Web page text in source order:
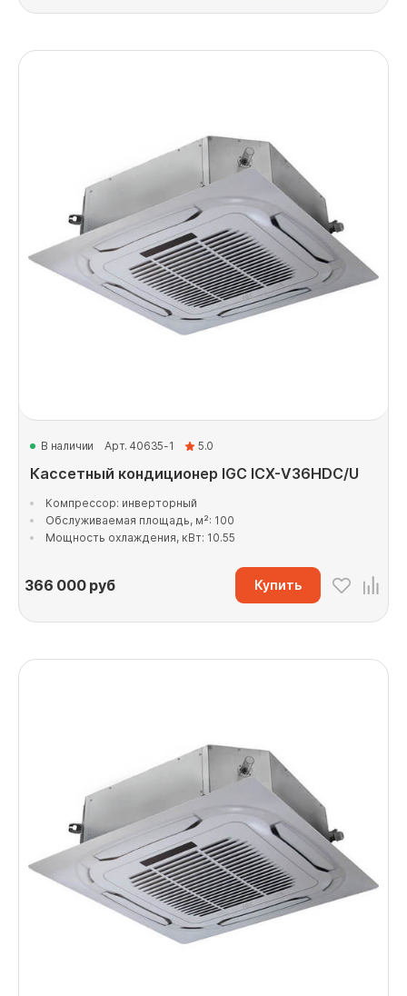
В наличии Арт. 40635-1 5.0
Кассетный кондиционер IGC ICX-V36HDC/U
Компрессор: инверторный
Обслуживаемая площадь, м²: 100
Мощность охлаждения, кВт: 10.55
366 000руб Купить